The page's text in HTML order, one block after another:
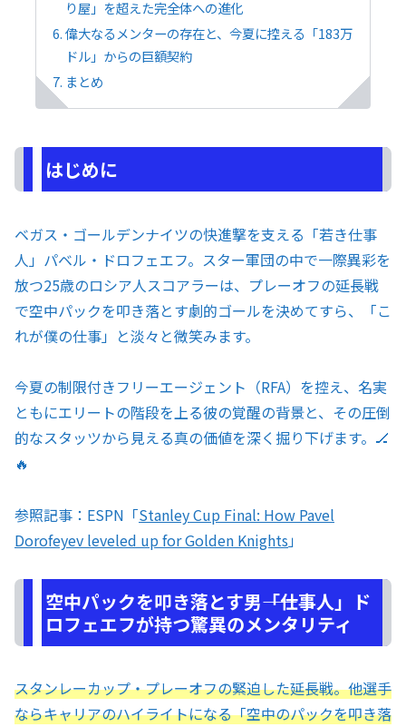
り屋」を超えた完全体への進化
偉大なるメンターの存在と、今夏に控える「183万
ドル」からの巨額契約
まとめ
はじめに
ベガス・ゴールデンナイツの快進撃を支える「若き仕事
人」パベル・ドロフェエフ。スター軍団の中で一際異彩を
放つ25歳のロシア人スコアラーは、プレーオフの延長戦
で空中パックを叩き落とす劇的ゴールを決めてすら、「こ
れが僕の仕事」と淡々と微笑みます。
今夏の制限付きフリーエージェント（RFA）を控え、名実
ともにエリートの階段を上る彼の覚醒の背景と、その圧倒
的なスタッツから見える真の価値を深く掘り下げます。🏒
🔥
参照記事：ESPN「Stanley Cup Final: How Pavel
Dorofeyev leveled up for Golden Knights」
空中パックを叩き落とす男――「仕事人」ド
ロフェエフが持つ驚異のメンタリティ
スタンレーカップ・プレーオフの緊迫した延長戦。他選手
ならキャリアのハイライトになる「空中のパックを叩き落